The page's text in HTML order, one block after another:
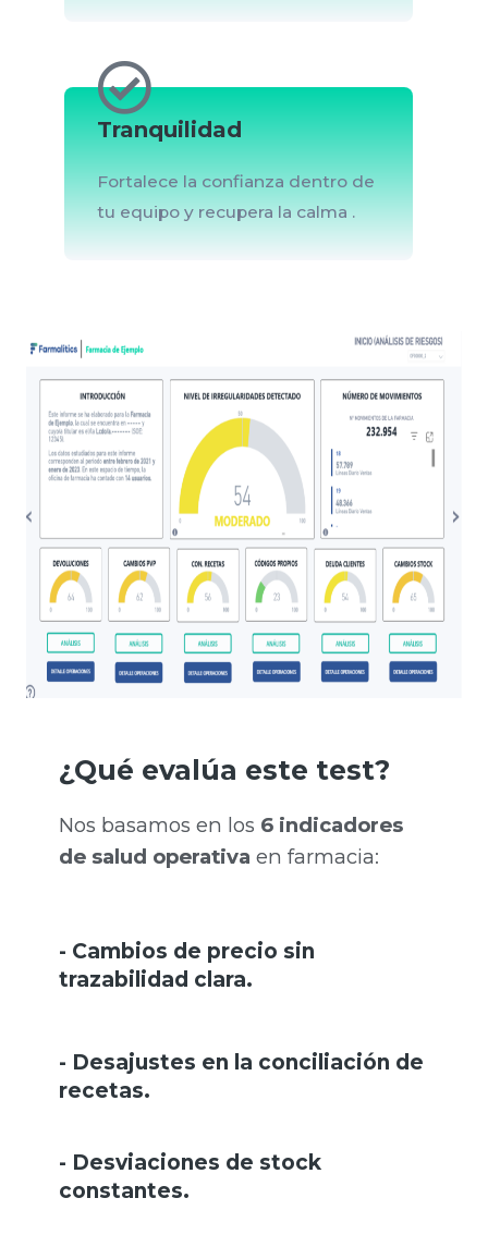
Tranquilidad
Fortalece la confianza dentro de
tu equipo y recupera la calma .
¿Qué evalúa este test?
Nos basamos en los 6 indicadores
de salud operativa en farmacia:
- Cambios de precio sin
trazabilidad clara.
- Desajustes en la conciliación de
recetas.
- Desviaciones de stock
constantes.